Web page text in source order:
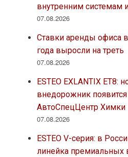
внутренним системам
07.08.2026
Ставки аренды офиса
года выросли на треть
07.08.2026
ESTEO EXLANTIX ET8:
внедорожник
АвтоСпецЦентр Химки
07.08.2026
ESTEO V-серия: в
линейка премиальных